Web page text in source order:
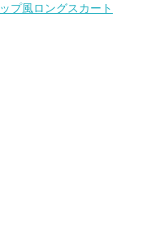
プ風ロングスカート